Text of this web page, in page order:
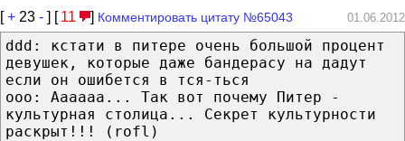
[+ 23 - ] [ 11 ] Комментировать цитату №65043 01.06.2012
ddd: кстати в питере очень большой процент
девушек, которые даже бандерасу на дадут
если он ошибется в тся-ться
ooo: Аааааа... Так вот почему Питер -
культурная столица... Секрет культурности
раскрыт!!! (rofl)